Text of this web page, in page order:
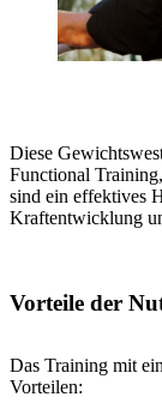
Diese
Functional
sind ein effektives
Kraftentwicklung
Vorteile der
Das Training mit
Vorteilen: